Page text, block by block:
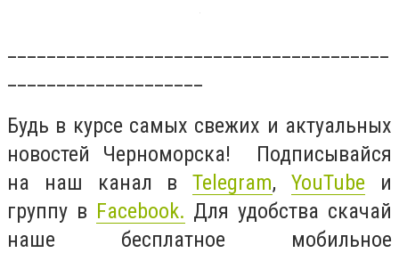
Будь в курсе самых свежих и актуальных
новостей Черноморска! Подписывайся
на наш канал вTelegram,YouTube и
группу в Facebook. Для удобства скачай
наше бесплатное мобильное